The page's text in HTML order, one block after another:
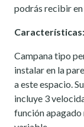
podrás recibir en
Características:
Campana tipo
instalar en la
a este espacio.
incluye 3
función